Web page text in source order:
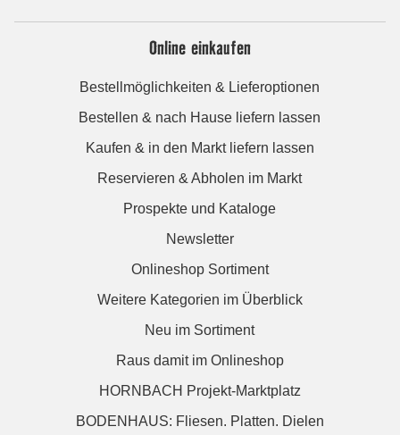
Online einkaufen
Bestellmöglichkeiten & Lieferoptionen
Bestellen & nach Hause liefern lassen
Kaufen & in den Markt liefern lassen
Reservieren & Abholen im Markt
Prospekte und Kataloge
Newsletter
Onlineshop Sortiment
Weitere Kategorien im Überblick
Neu im Sortiment
Raus damit im Onlineshop
HORNBACH Projekt-Marktplatz
BODENHAUS: Fliesen. Platten. Dielen